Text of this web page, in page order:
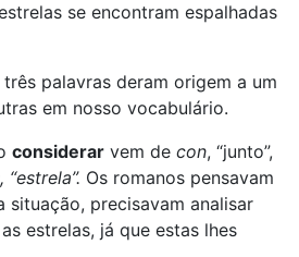
se encontram espalhadas
palavras deram origem a um
em nosso vocabulário.
considerar vem de con, “junto”,
“estrela”. Os romanos pensavam
situação, precisavam analisar
estrelas, já que estas lhes